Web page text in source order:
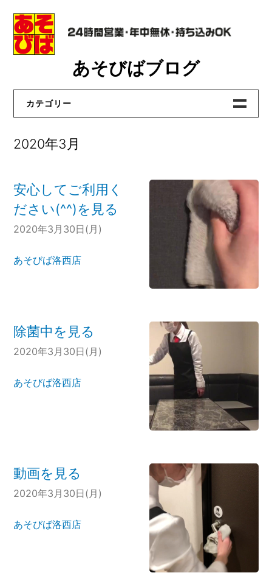
content
あそびばブログ
カテゴリー
あそびば真野店
あそびば貝塚店
あそびば大和高田店
2020年3月
安心してご利用く
ださい(^^)を見る
2020年3月30日(月)
あそびば洛西店
除菌中を見る
2020年3月30日(月)
あそびば洛西店
動画を見る
2020年3月30日(月)
あそびば洛西店